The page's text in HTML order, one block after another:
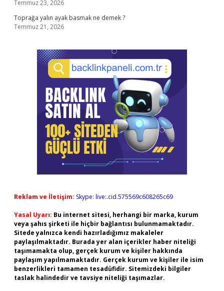
Temmuz 23, 2026
Toprağa yalın ayak basmak ne demek ?
Temmuz 21, 2026
Reklam ve İletişim: Skype: live:.cid.575569c608265c69
Yasal Uyarı: Bu internet sitesi, herhangi bir marka, kurum
veya şahıs şirketi ile hiçbir bağlantısı bulunmamaktadır.
Sitede yalnızca kendi hazırladığımız makaleler
paylaşılmaktadır. Burada yer alan içerikler haber niteliği
taşımamakta olup, gerçek kurum ve kişiler hakkında
paylaşım yapılmamaktadır. Gerçek kurum ve kişiler ile isim
benzerlikleri tamamen tesadüfidir. Sitemizdeki bilgiler
taslak halindedir ve tavsiye niteliği taşımazlar.